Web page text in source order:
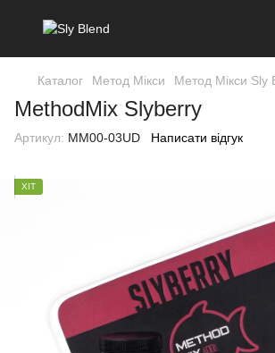
Каталог Метод Мікси Метод Мікси Sly
MethodMix Slyberry
Артикул: MM00-03UD Написати відгук
ХІТ